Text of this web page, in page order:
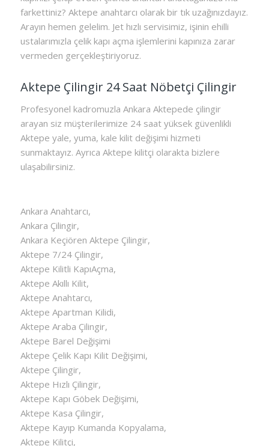
farkettiniz? Aktepe anahtarcı olarak bir tık uzağınızdayız.
Arayın hemen gelelim. Jet hızlı servisimiz, işinin ehilli
ustalarımızla çelik kapı açma işlemlerini kapınıza zarar
vermeden gerçekleştiriyoruz.
Aktepe Çilingir 24 Saat Nöbetçi Çilingir
Profesyonel kadromuzla Ankara Aktepede çilingir
arayan siz müşterilerimize 24 saat yüksek güvenlikli
Aktepe yale, yuma, kale kilit değişimi hizmeti
sunmaktayız. Ayrıca Aktepe kilitçi olarakta bizlere
ulaşabilirsiniz.
Ankara Anahtarcı,
Ankara Çilingir,
Ankara Keçiören Aktepe Çilingir,
Aktepe 7/24 Çilingir,
Aktepe Kilitli KapıAçma,
Aktepe Akıllı Kilit,
Aktepe Anahtarcı,
Aktepe Apartman Kilidi,
Aktepe Araba Çilingir,
Aktepe Barel Değişimi
Aktepe Çelik Kapı Kilit Değişimi,
Aktepe Çilingir,
Aktepe Hızlı Çilingir,
Aktepe Kapı Göbek Değişimi,
Aktepe Kasa Çilingir,
Aktepe Kayıp Kumanda Kopyalama,
Aktepe Kilitçi,